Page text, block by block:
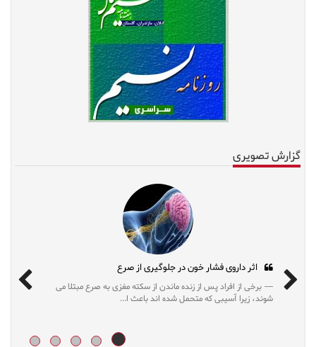
گزارش تصویری
اثر داروی فشار خون در جلوگیری از صرع
برخی از افراد پس از زنده ماندن از سکته مغزی به صرع مبتلا می
شوند، زیرا آسیبی که متحمل شده اند باعث ا...